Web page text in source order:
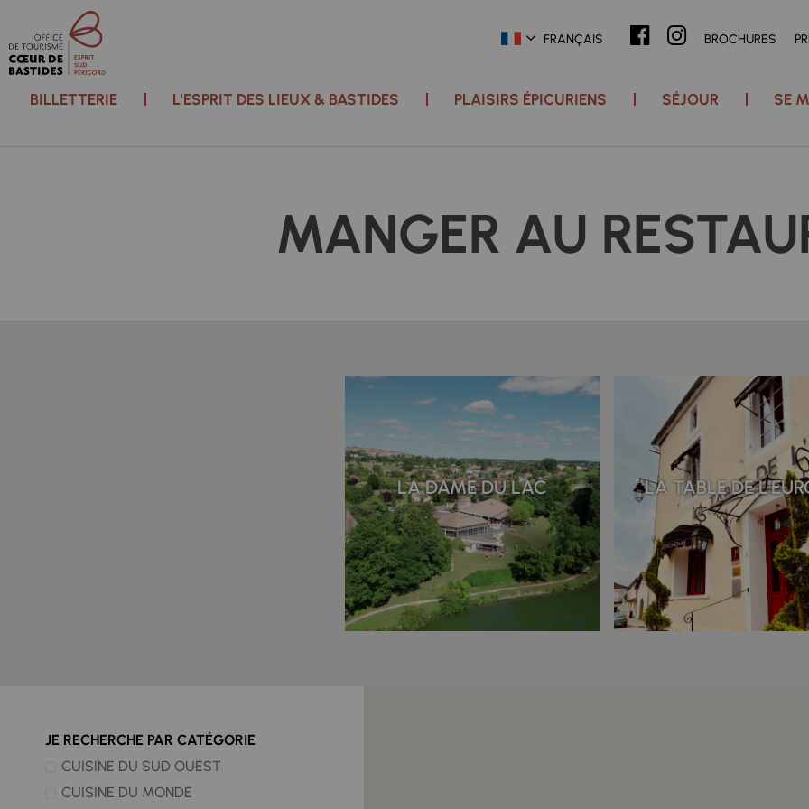
FRANÇAIS BROCHURES
BILLETTERIE L'ESPRIT DES LIEUX & BASTIDES PLAISIRS ÉPICURIENS SÉJOUR SE
MANGER AU
LA DAME DU LAC LA TABLE DE
JE RECHERCHE PAR CATÉGORIE
CUISINE DU SUD OUEST
CUISINE DU MONDE